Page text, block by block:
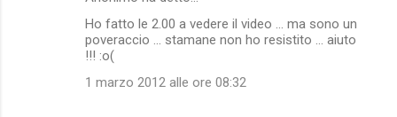
Ho fatto le 2.00 a vedere il video ... ma sono un
poveraccio ... stamane non ho resistito ... aiuto
!!! :o(
1 marzo 2012 alle ore 08:32